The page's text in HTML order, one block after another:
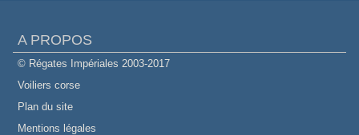
A PROPOS
© Régates Impériales 2003-2017
Voiliers corse
Plan du site
Mentions légales